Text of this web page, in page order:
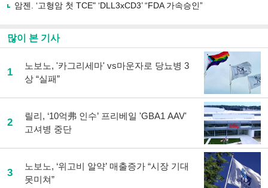
암젠. ‘고형암 첫 TCE" ‘DLL3xCD3’ “FDA 가속승인”
많이 본 기사
1
노보노, '카그리세마' vs마운자로 당뇨병 3
상 “실패”
2
릴리, ‘10억弗 인수’ 프리베일 'GBA1 AAV'
고셔병 중단
3
노보노, ‘위고비 알약’ 매출증가 “시장 기대
못미쳐”